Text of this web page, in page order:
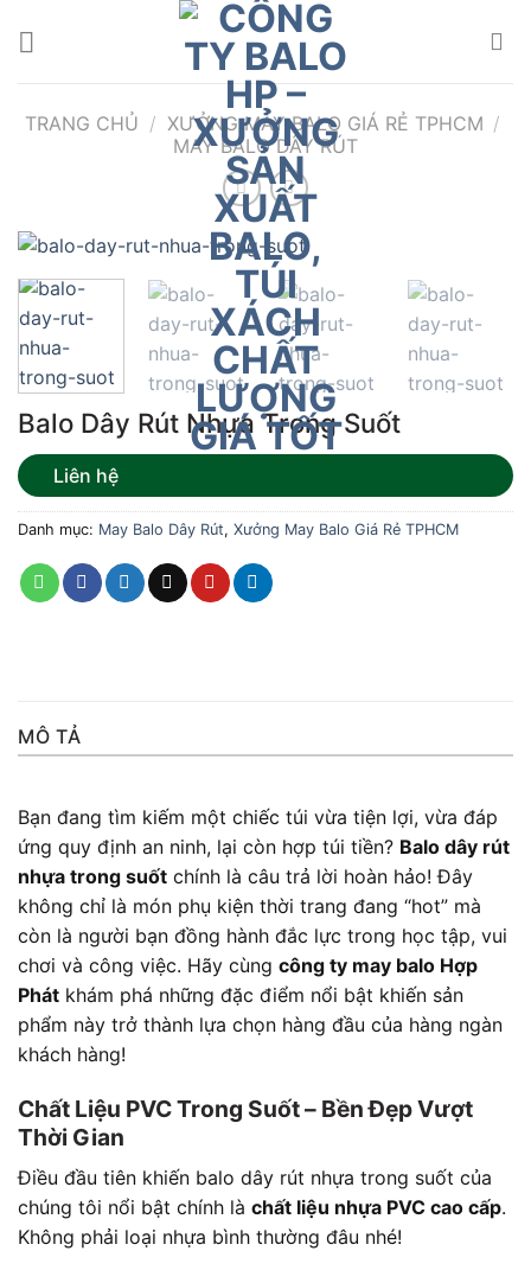
TRANG CHỦ / XƯỞNG MAY BALO GIÁ RẺ TPHCM /
MAY BALO DÂY RÚT
Balo Dây Rút Nhựa Trong Suốt
Liên hệ
Danh mục: May Balo Dây Rút, Xưởng May Balo Giá Rẻ TPHCM
MÔ TẢ
Bạn đang tìm kiếm một chiếc túi vừa tiện lợi, vừa đáp
ứng quy định an ninh, lại còn hợp túi tiền? Balo dây rút
nhựa trong suốt chính là câu trả lời hoàn hảo! Đây
không chỉ là món phụ kiện thời trang đang “hot” mà
còn là người bạn đồng hành đắc lực trong học tập, vui
chơi và công việc. Hãy cùng công ty may balo Hợp
Phát khám phá những đặc điểm nổi bật khiến sản
phẩm này trở thành lựa chọn hàng đầu của hàng ngàn
khách hàng!
Chất Liệu PVC Trong Suốt – Bền Đẹp Vượt
Thời Gian
Điều đầu tiên khiến balo dây rút nhựa trong suốt của
chúng tôi nổi bật chính là chất liệu nhựa PVC cao cấp.
Không phải loại nhựa bình thường đâu nhé!